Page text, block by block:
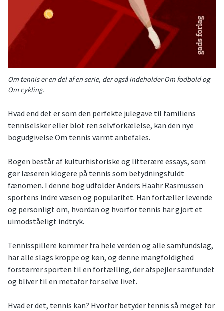
Om tennis er en del af en serie, der også indeholder Om fodbold og
Om cykling.
Hvad end det er som den perfekte julegave til familiens
tenniselsker eller blot ren selvforkælelse, kan den nye
bogudgivelse Om tennis varmt anbefales.
Bogen består af kulturhistoriske og litterære essays, som
gør læseren klogere på tennis som betydningsfuldt
fænomen. I denne bog udfolder Anders Haahr Rasmussen
sportens indre væsen og popularitet. Han fortæller levende
og personligt om, hvordan og hvorfor tennis har gjort et
uimodståeligt indtryk.
Tennisspillere kommer fra hele verden og alle samfundslag,
har alle slags kroppe og køn, og denne mangfoldighed
forstørrer sporten til en fortælling, der afspejler samfundet
og bliver til en metafor for selve livet.
Hvad er det, tennis kan? Hvorfor betyder tennis så meget for